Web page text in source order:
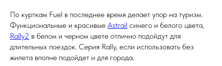
По курткам Fuel в последнее время делает упор на туризм.
Функциональные и красивые Astrail синего и белого цвета,
Rally2 в белом и черном цвете отлично подойдут для
длительных поездок. Серия Rally, если использовать без
жилета вполне подойдет и для города.